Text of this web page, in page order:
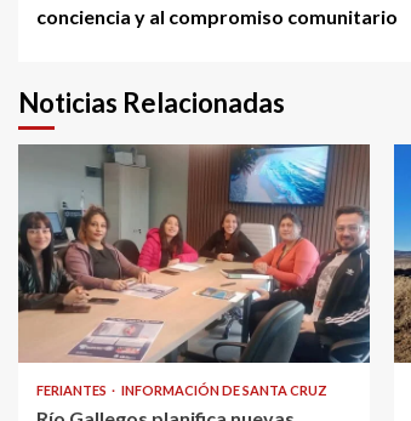
conciencia y al compromiso comunitario
Noticias Relacionadas
FERIANTES INFORMACIÓN DE SANTA CRUZ